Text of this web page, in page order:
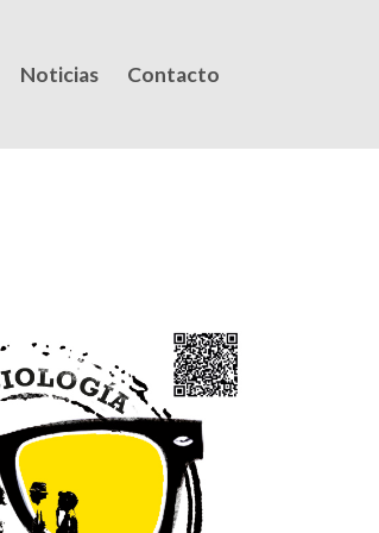
Noticias Contacto